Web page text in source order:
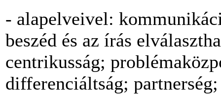
- alapelveivel:
beszéd és az írás
centrikusság;
differenciáltság;